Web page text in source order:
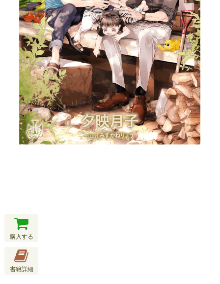
購入する
書籍詳細